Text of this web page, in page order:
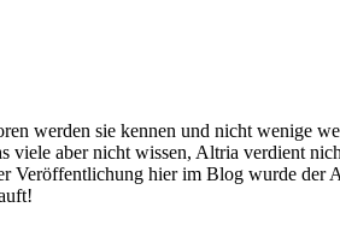
werden sie kennen und nicht wenige
aber nicht wissen, Altria verdient
Veröffentlichung hier im Blog wurde der